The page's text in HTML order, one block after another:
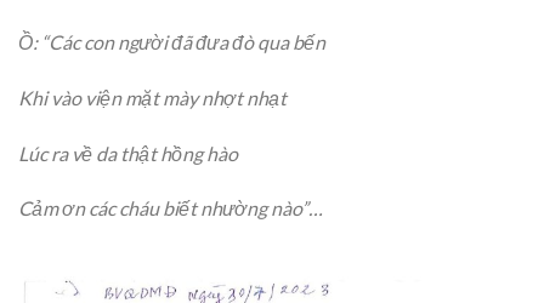
Ồ: “Các con người đã đưa đò qua bến
Khi vào viện mặt mày nhợt nhạt
Lúc ra về da thật hồng hào
Cảm ơn các cháu biết nhường nào”…